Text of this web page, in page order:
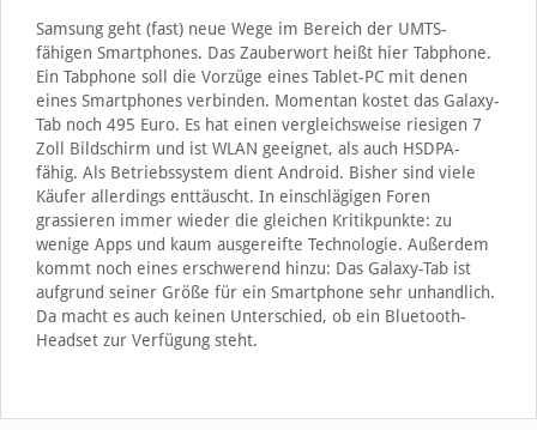
Samsung geht (fast) neue Wege im Bereich der UMTS-
fähigen Smartphones. Das Zauberwort heißt hier Tabphone.
Ein Tabphone soll die Vorzüge eines Tablet-PC mit denen
eines Smartphones verbinden. Momentan kostet das Galaxy-
Tab noch 495 Euro. Es hat einen vergleichsweise riesigen 7
Zoll Bildschirm und ist WLAN geeignet, als auch HSDPA-
fähig. Als Betriebssystem dient Android. Bisher sind viele
Käufer allerdings enttäuscht. In einschlägigen Foren
grassieren immer wieder die gleichen Kritikpunkte: zu
wenige Apps und kaum ausgereifte Technologie. Außerdem
kommt noch eines erschwerend hinzu: Das Galaxy-Tab ist
aufgrund seiner Größe für ein Smartphone sehr unhandlich.
Da macht es auch keinen Unterschied, ob ein Bluetooth-
Headset zur Verfügung steht.